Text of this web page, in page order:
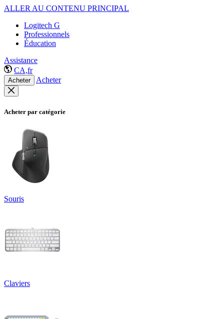
ALLER AU CONTENU PRINCIPAL
Logitech G
Professionnels
Éducation
Assistance
CA,fr
Acheter Acheter
Acheter par catégorie
Souris
Claviers